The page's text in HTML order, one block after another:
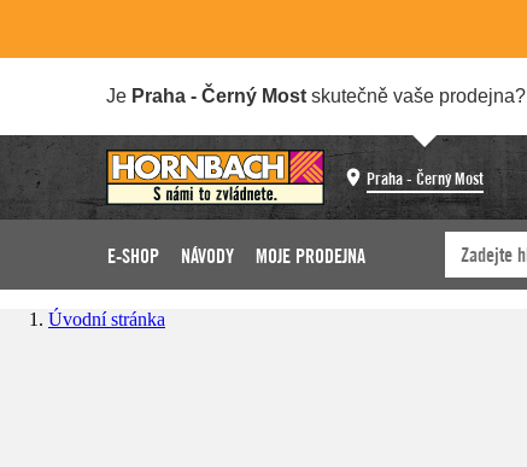
Je Praha - Černý Most skutečně vaše prodejna?
Praha - Černý Most
E-SHOP NÁVODY MOJE PRODEJNA
Úvodní stránka